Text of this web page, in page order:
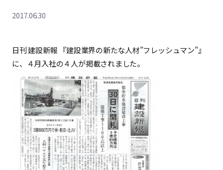
2017.06.30
日刊 建設新報 『建設業界の新たな人材”フレッシュマン”』
に、４月入社の４人が掲載されました。